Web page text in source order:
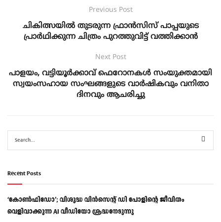
Previous Post
ചികിത്സയിൽ തുടരുന്ന ഫ്രാൻസിസ് പാപ്പയുടെ
പ്രാർഥിക്കുന്ന ചിത്രം പുറത്തുവിട്ട് വത്തിക്കാൻ
Next Post
പാളയം, വട്ടിയൂർക്കാവ് ഫെറോനകൾ സംയുക്തമായി
സ്വയംസഹായ സംഘങ്ങളുടെ വാർഷികവും വനിതാ
ദിനവും ആചരിച്ചു
Recent Posts
‘കോൺഫിഡോ’; വിശുദ്ധ വിൻസെന്റ് ഡി പോളിന്റെ ജീവിതം
വെളിവാക്കുന്ന AI വീഡിയോ ശ്രദ്ധനേടുന്നു